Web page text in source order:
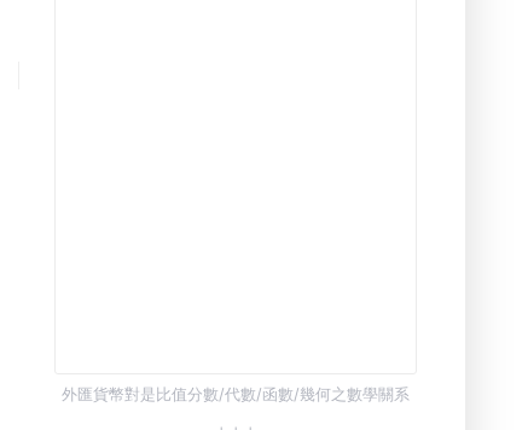
外匯貨幣對是比值分數/代數/函數/幾何之數學關系